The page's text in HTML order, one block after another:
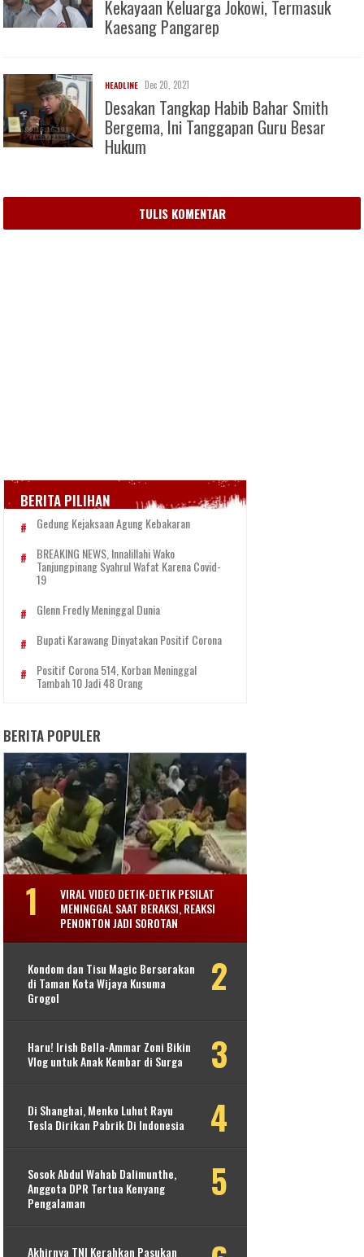
Kekayaan Keluarga Jokowi, Termasuk
Kaesang Pangarep
HEADLINE Dec 20, 2021
Desakan Tangkap Habib Bahar Smith
Bergema, Ini Tanggapan Guru Besar
Hukum
TULIS KOMENTAR
BERITA PILIHAN
Gedung Kejaksaan Agung Kebakaran
BREAKING NEWS, Innalillahi Wako
Tanjungpinang Syahrul Wafat Karena Covid-
19
Glenn Fredly Meninggal Dunia
Bupati Karawang Dinyatakan Positif Corona
Positif Corona 514, Korban Meninggal
Tambah 10 Jadi 48 Orang
BERITA POPULER
VIRAL VIDEO DETIK-DETIK PESILAT
MENINGGAL SAAT BERAKSI, REAKSI
PENONTON JADI SOROTAN
Kondom dan Tisu Magic Berserakan
di Taman Kota Wijaya Kusuma
Grogol
Haru! Irish Bella-Ammar Zoni Bikin
Vlog untuk Anak Kembar di Surga
Di Shanghai, Menko Luhut Rayu
Tesla Dirikan Pabrik Di Indonesia
Sosok Abdul Wahab Dalimunthe,
Anggota DPR Tertua Kenyang
Pengalaman
Akhirnya TNI Kerahkan Pasukan